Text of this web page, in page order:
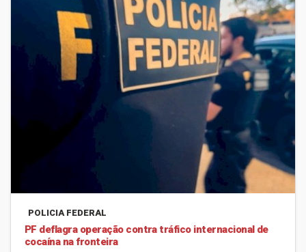
POLICIA FEDERAL
PF deflagra operação contra tráfico internacional de
cocaína na fronteira